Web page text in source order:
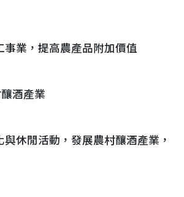
事業，提高農產品附加價值
酒產業
休閒活動，發展農村釀酒產業，